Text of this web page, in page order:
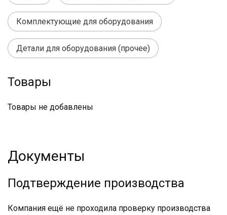
Комплектующие для оборудования
Детали для оборудования (прочее)
Товары
Товары не добавлены
Документы
Подтверждение производства
Компания ещё не проходила проверку производства